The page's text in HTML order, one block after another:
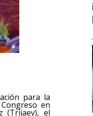
para la
en
(Trijaev), el